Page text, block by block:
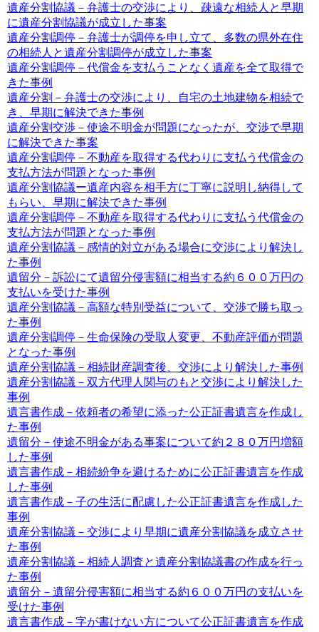
遺産分割協議－弁護士の交渉により、疎遠な相続人と早期
に遺産分割協議が成立した事案
遺産分割調停－弁護士が調停を申し立て、多数の県外在住
の相続人と遺産分割調停が成立した事案
遺産分割調停－代償金を支払うことなく遺産を全て取得で
きた事例
遺産分割－弁護士の交渉により、自宅の土地建物を相続で
き、早期に解決できた事例
遺産分割交渉－使途不明金が問題になったが、交渉で早期
に解決できた事案
遺産分割調停－不動産を取得する代わりに支払う代償金の
支払方法が問題となった事例
遺産分割協議ー遺産内容を相手方に丁寧に説明し納得して
もらい、早期に解決できた事例
遺産分割調停－不動産を取得する代わりに支払う代償金の
支払方法が問題となった事例
遺産分割協議－感情的対立がある場合に交渉により解決し
た事例
遺留分－訴訟にて遺留分侵害額に相当する約６００万円の
支払いを受けた事例
遺産分割協議－高額な特別受益について、交渉で勝ち取っ
た事例
遺産分割調停－生命保険の受取人変更、不動産評価が問題
となった事例
遺産分割協議－相続財産調査後、交渉により解決した事例
遺産分割協議－双方代理人関与のもと交渉により解決した
事例
遺言書作成－依頼者の希望に添った公正証書遺言を作成し
た事例
遺留分－使途不明金がある事案について約２８０万円増額
した事例
遺言書作成－相続紛争を避けるために公正証書遺言を作成
した事例
遺言書作成－子の生活に配慮した公正証書遺言を作成した
事例
遺産分割協議－交渉により早期に遺産分割協議を成立させ
た事例
遺産分割協議－相続人調査と遺産分割協議書の作成を行っ
た事例
遺留分－遺留分侵害額に相当する約６００万円の支払いを
受けた事例
遺言書作成－字が書けない方について公正証書遺言を作成